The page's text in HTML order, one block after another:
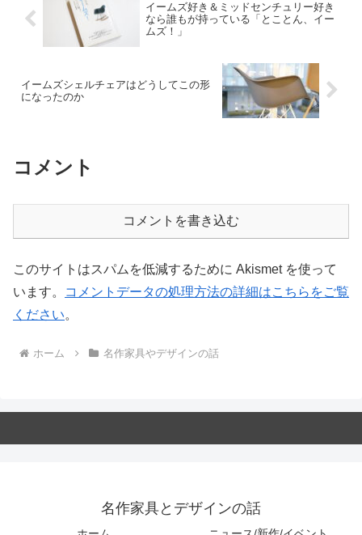
イームズ好き＆ミッドセンチュリー好き
なら誰もが持っている「とことん、イー
ムズ！」
イームズシェルチェアはどうしてこの形
になったのか
コメント
コメントを書き込む
このサイトはスパムを低減するために Akismet を使って
います。
コメントデータの処理方法の詳細はこちらをご覧
ください。
ホーム 名作家具やデザインの話
名作家具とデザインの話